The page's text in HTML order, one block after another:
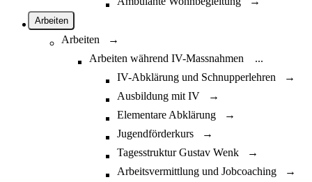
Arbeiten
Arbeiten →
Arbeiten während IV-Massnahmen
...
IV-Abklärung und Schnupperlehren →
Ausbildung mit IV →
Elementare Abklärung →
Jugendförderkurs →
Tagesstruktur Gustav Wenk →
Arbeitsvermittlung und Jobcoaching →